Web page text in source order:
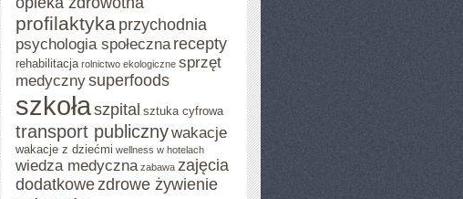
profilaktyka przychodnia
psychologia społeczna recepty
rehabilitacja rolnictwo ekologiczne sprzęt
medycznysuperfoods
szkołaszpital sztuka cyfrowa
transport publicznywakacje
wakacje z dziećmi wellness w hotelach
wiedza medyczna zabawa zajęcia
dodatkowezdrowe żywienie